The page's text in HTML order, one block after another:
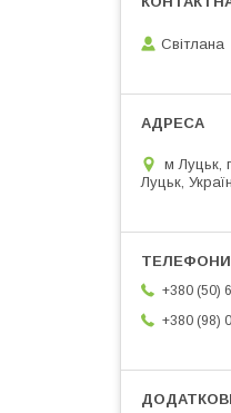
Світлана
м Луцьк,
Луцьк,
+380 (50)
+380 (98)